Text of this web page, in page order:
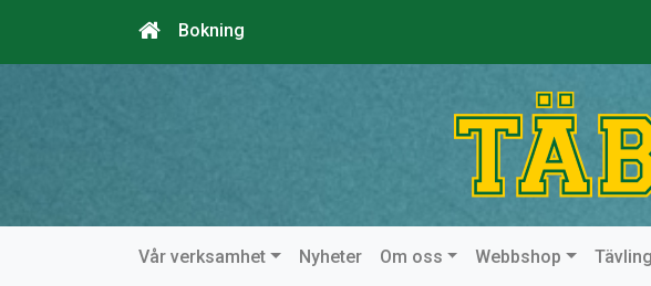
Bokning
Vår verksamhet Nyheter Om oss Webbshop